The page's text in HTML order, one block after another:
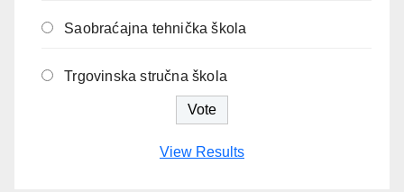
Saobraćajna tehnička škola
Trgovinska stručna škola
View Results